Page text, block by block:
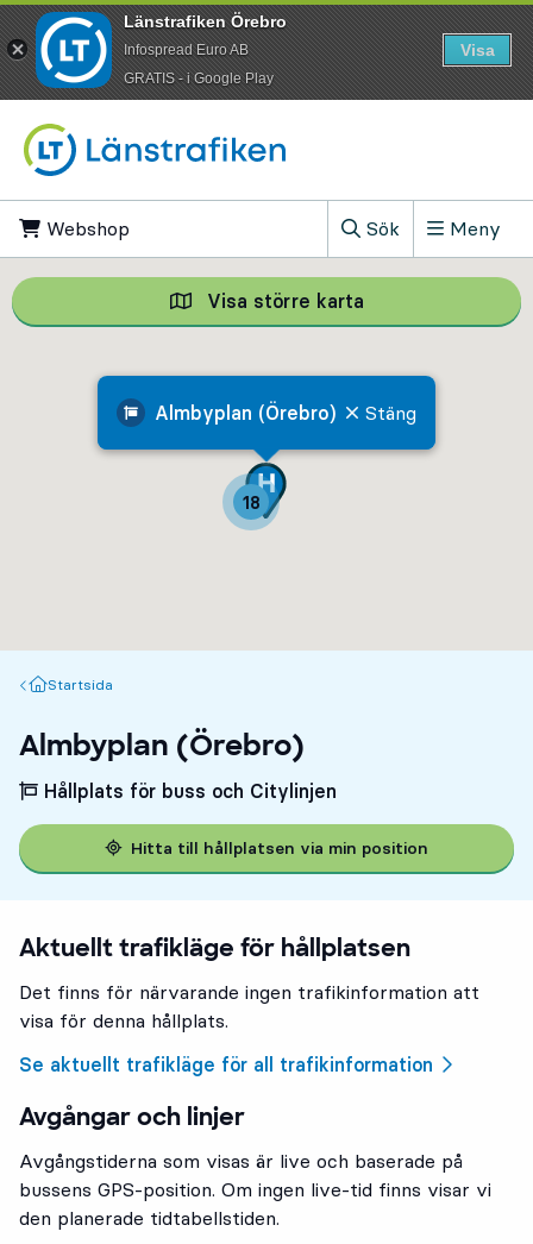
Webshop
Sök
, Visa sökfältet
Meny
18
Almbyplan (Örebro) Stäng
Visa större karta Visa större
Startsida
Startsida
Almbyplan (Örebro)
Hållplats för buss och Citylinjen
Hitta till hållplatsen via min position
Aktuellt trafikläge för hållplatsen
Det finns för närvarande ingen trafikinformation att
visa för denna hållplats.
Se aktuellt trafikläge för all trafikinformation
Avgångar och linjer
Avgångstiderna som visas är live och baserade på
bussens GPS-position. Om ingen live-tid finns visar vi
den planerade tidtabellstiden.
Länstrafiken Örebro
Infospread Euro AB
​GRATIS - i Google Play
Visa